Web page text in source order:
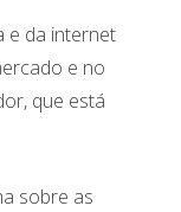
e da internet
e no
que está
sobre as